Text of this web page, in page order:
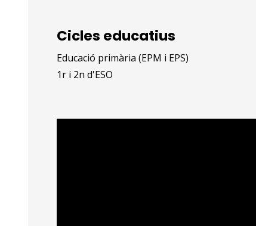
Cicles educatius
Educació primària (EPM i EPS)
1r i 2n d'ESO